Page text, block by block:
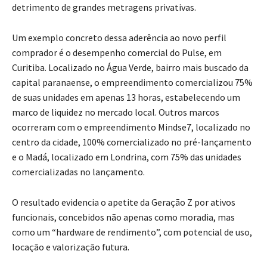
detrimento de grandes metragens privativas.
Um exemplo concreto dessa aderência ao novo perfil
comprador é o desempenho comercial do Pulse, em
Curitiba. Localizado no Água Verde, bairro mais buscado da
capital paranaense, o empreendimento comercializou 75%
de suas unidades em apenas 13 horas, estabelecendo um
marco de liquidez no mercado local. Outros marcos
ocorreram com o empreendimento Mindse7, localizado no
centro da cidade, 100% comercializado no pré-lançamento
e o Madá, localizado em Londrina, com 75% das unidades
comercializadas no lançamento.
O resultado evidencia o apetite da Geração Z por ativos
funcionais, concebidos não apenas como moradia, mas
como um “hardware de rendimento”, com potencial de uso,
locação e valorização futura.